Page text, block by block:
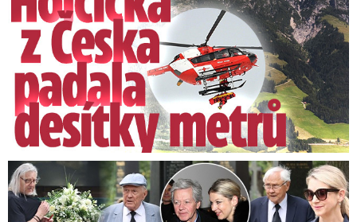
Speciální řečníci nad rakví Laurina: Rozbrečeli i dceru